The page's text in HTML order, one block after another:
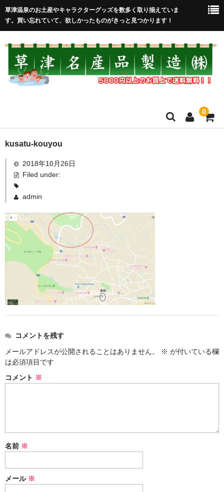
草津温泉のお土産やキャラクターグッズを数多く取り揃えていま
す。買い忘れていて、欲しかったものがきっと見つかります！
0
HOME
在庫処分セール
全取扱商品
お勧め商品
MONDE SELECTION
ご当地シリーズ
その他
キャラクター
ゆもみちゃん
スイーツ
kusatu-kouyou
2018年10月26日
Filed under:
admin
コメントを残す
メールアドレスが公開されることはありません。
※ が付いている欄
は必須項目です
コメント ※
名前 ※
メール ※